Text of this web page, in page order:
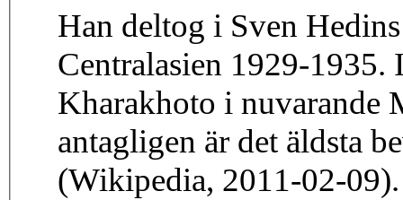
Han deltog i Sven
Centralasien 1929-1935.
Kharakhoto i nuvarande
antagligen är det äldsta
(Wikipedia, 2011-02-09).